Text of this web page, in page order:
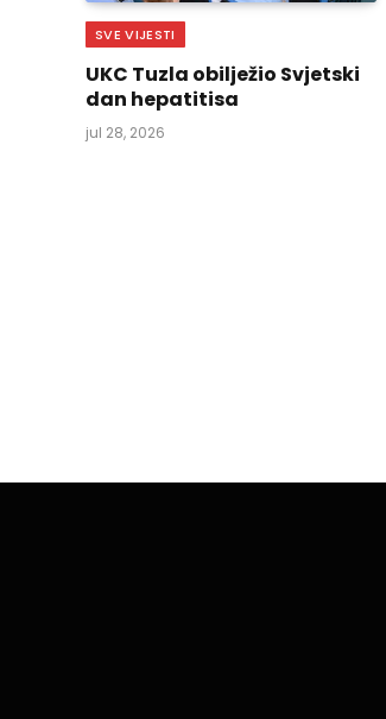
SVE VIJESTI
UKC Tuzla obilježio Svjetski
dan hepatitisa
jul 28, 2026